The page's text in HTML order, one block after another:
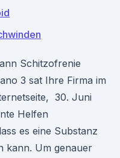
Schitzofrenie
3 sat Ihre Firma im
30. Juni
Helfen
es eine Substanz
kann. Um genauer